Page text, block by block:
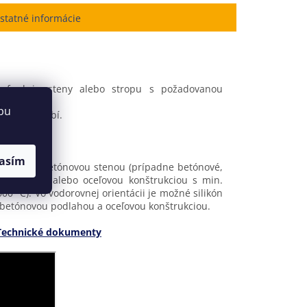
informácie
steny alebo stropu s požadovanou
a potrubí.
pórobetónovou stenou (prípadne betónové,
alebo oceľovou konštrukciou s min.
°C). Vo vodorovnej orientácii je možné silikón
podlahou a oceľovou konštrukciou.
dokumenty